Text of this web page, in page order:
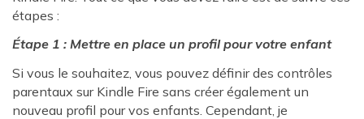
étapes :
Étape 1 : Mettre en place un profil pour votre enfant
Si vous le souhaitez, vous pouvez définir des contrôles
parentaux sur Kindle Fire sans créer également un
nouveau profil pour vos enfants. Cependant, je